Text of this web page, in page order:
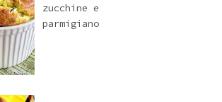
zucchine e
parmigiano